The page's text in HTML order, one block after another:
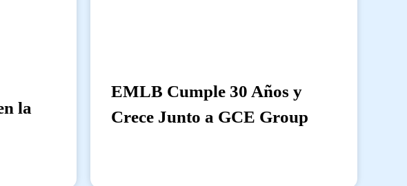
la
EMLB Cumple 30 Años y
Crece Junto a GCE Group